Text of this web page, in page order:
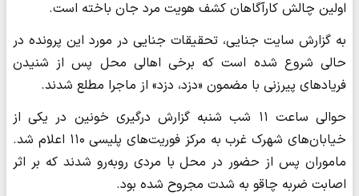
اولین چالش کارآگاهان کشف هویت مرد جان باخته است.
به گزارش سایت جنایی، تحقیقات جنایی در مورد این پرونده در
حالی شروع شده است که برخی اهالی محل پس از شنیدن
فریادهای پیرزنی با مضمون «دزد، دزد» از ماجرا مطلع شدند.
حوالی ساعت ۱۱ شب شنبه گزارش درگیری خونین در یکی از
خیابان‌های شهرک غرب به مرکز فوریت‌های پلیسی ۱۱۰ اعلام شد.
ماموران پس از حضور در محل با مردی روبه‌رو شدند که بر اثر
اصابت ضربه چاقو به شدت مجروح شده بود.